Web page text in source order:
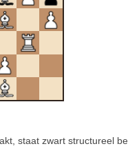
staat zwart structureel